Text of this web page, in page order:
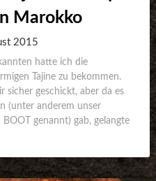
Marokko
2015
hatte ich die
Tajine zu bekommen.
sicher geschickt, aber da es
(unter anderem unser
genannt) gab, gelangte